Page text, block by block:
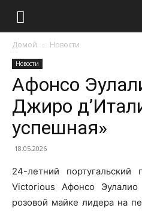
Домой Новости
Новости
Афонсо
Джиро
успешная»
18.05.2026
24-летний
Victorious Афонсо
розовой майке лидера на